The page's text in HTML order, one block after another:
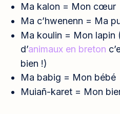
Ma kalon = Mon cœur
Ma c’hwenenn = Ma
Ma koulin = Mon lapin
d’animaux en breton
bien !)
Ma babig = Mon bébé
Muiañ-karet = Mon